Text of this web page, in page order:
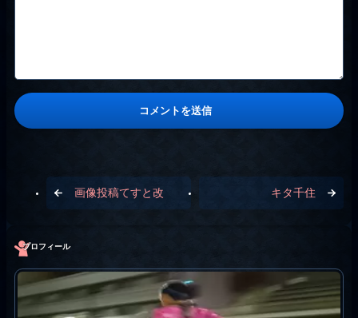
画像投稿てすと改 キタ千住
プロフィール